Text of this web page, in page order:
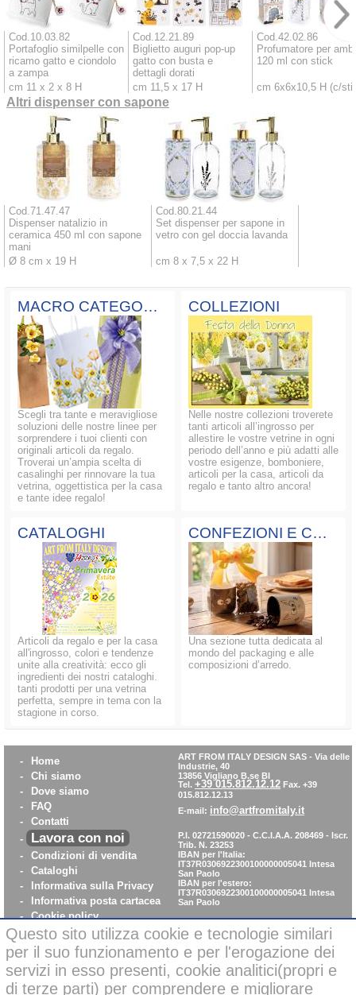
Cod.10.03.82
Portafoglio similpelle con
ricamo gatto e ciondolo
a zampa
cm 11 x 2 x 8 H
Cod.12.21.89
Biglietto auguri pop-up
gatto con busta e
dettagli dorati
cm 11,5 x 17 H
Cod.42.02.86
Profumatore per
120 ml con stick
cm 6x6x10,5 H (c/
Altri dispenser con sapone
Cod.71.47.47
Dispenser natalizio in
ceramica 450 ml con sapone
mani
Ø 8 cm x 19 H
Cod.80.21.44
Set dispenser per sapone in
vetro con gel doccia lavanda
cm 8 x 7,5 x 22 H
MACRO CATEGORIE
Scegli tra tante e meravigliose
soluzioni delle nostre linee per
sorprendere i tuoi clienti con
originali articoli da regalo.
Troverai un’ampia scelta di
casalinghi per rinnovare la tua
vetrina, oggettistica per la casa
e tante idee regalo!
COLLEZIONI
Nelle nostre collezioni troverete
tanti articoli all’ingrosso per
allestire le vostre vetrine in ogni
periodo dell’anno e più adatti alle
vostre esigenze, bomboniere,
articoli per la casa, articoli da
regalo e tanto altro ancora!
CATALOGHI
Articoli da regalo e per la casa
all'ingrosso, colori e tendenze
unite alla creatività: ecco gli
ingredienti dei nostri cataloghi.
tanti prodotti per una vetrina
perfetta, sempre in tema con la
stagione in corso.
CONFEZIONI E COMPOSIZIONI
Una sezione tutta dedicata al
mondo del packaging e alle
composizioni d’arredo.
-
Home
-
Chi siamo
-
Dove siamo
-
FAQ
-
Contatti
-
Lavora con noi
-
Condizioni di vendita
-
Cataloghi
-
Informativa sulla Privacy
-
Informativa posta cartacea
- Cookie policy
- WhistleBlowing
Parità di Genere
ART FROM ITALY DESIGN SAS - Via delle
Industrie, 40
13856 Vigliano B.se BI
Tel. +39 015.812.12.12 Fax. +39
015.812.12.13
E-mail: info@artfromitaly.it
P.I. 02721590020 - C.C.I.A.A. 208469 - Iscr.
Trib. N. 23253
IBAN per l'Italia:
IT37R0306922300100000005041 Intesa
San Paolo
IBAN per l'estero:
IT37R0306922300100000005041 Intesa
San Paolo
Questo sito utilizza cookie e tecnologie similari
per il suo funzionamento e per l'erogazione dei
servizi in esso presenti, cookie analitici(propri e
di terze parti) per comprendere e migliorare